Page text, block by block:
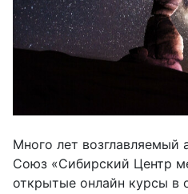
Много лет возглавляемый
Союз «Сибирский Центр
открытые онлайн курсы в